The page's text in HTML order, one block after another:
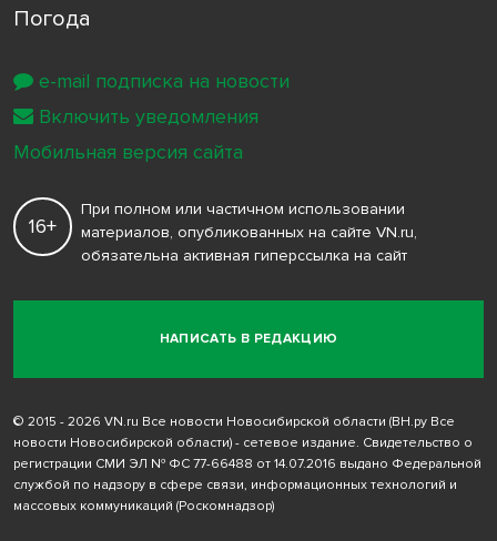
Погода
НАПИСАТЬ В РЕДАКЦИЮ
16+
При полном или частичном использовании
материалов, опубликованных на сайте VN.ru,
обязательна активная гиперссылка на сайт
© 2015 - 2026 VN.ru Все новости Новосибирской области (ВН.ру Все
новости Новосибирской области) - сетевое издание. Свидетельство о
регистрации СМИ ЭЛ № ФС 77-66488 от 14.07.2016 выдано Федеральной
службой по надзору в сфере связи, информационных технологий и
массовых коммуникаций (Роскомнадзор)
e-mail подписка на новости
Включить уведомления
Мобильная версия сайта